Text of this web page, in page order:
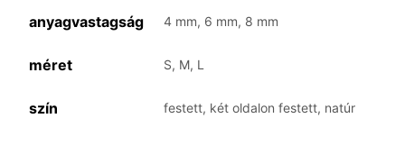
anyagvastagság 4 mm, 6 mm, 8 mm
méret S, M, L
szín festett, két oldalon festett, natúr